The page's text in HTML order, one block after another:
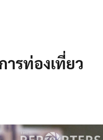
รท่องเที่ยว